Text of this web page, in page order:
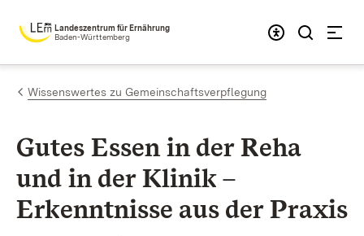
Zum Inhalt springen
Landeszentrum für Ernährung
Baden-Württemberg
Wissenswertes zu Gemeinschaftsverpflegung
Gutes Essen in der Reha
und in der Klinik –
Erkenntnisse aus der Praxis